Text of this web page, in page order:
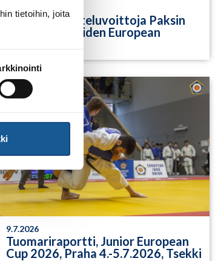
tietoihin, joita
Yksittäisiä otteluvoittoja Paksin
alle 21-vuotiaiden European
9.7.2026
Tuomariraportti, Junior European
Cup 2026, Praha 4.-5.7.2026, Tsekki